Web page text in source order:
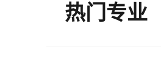
热门专业